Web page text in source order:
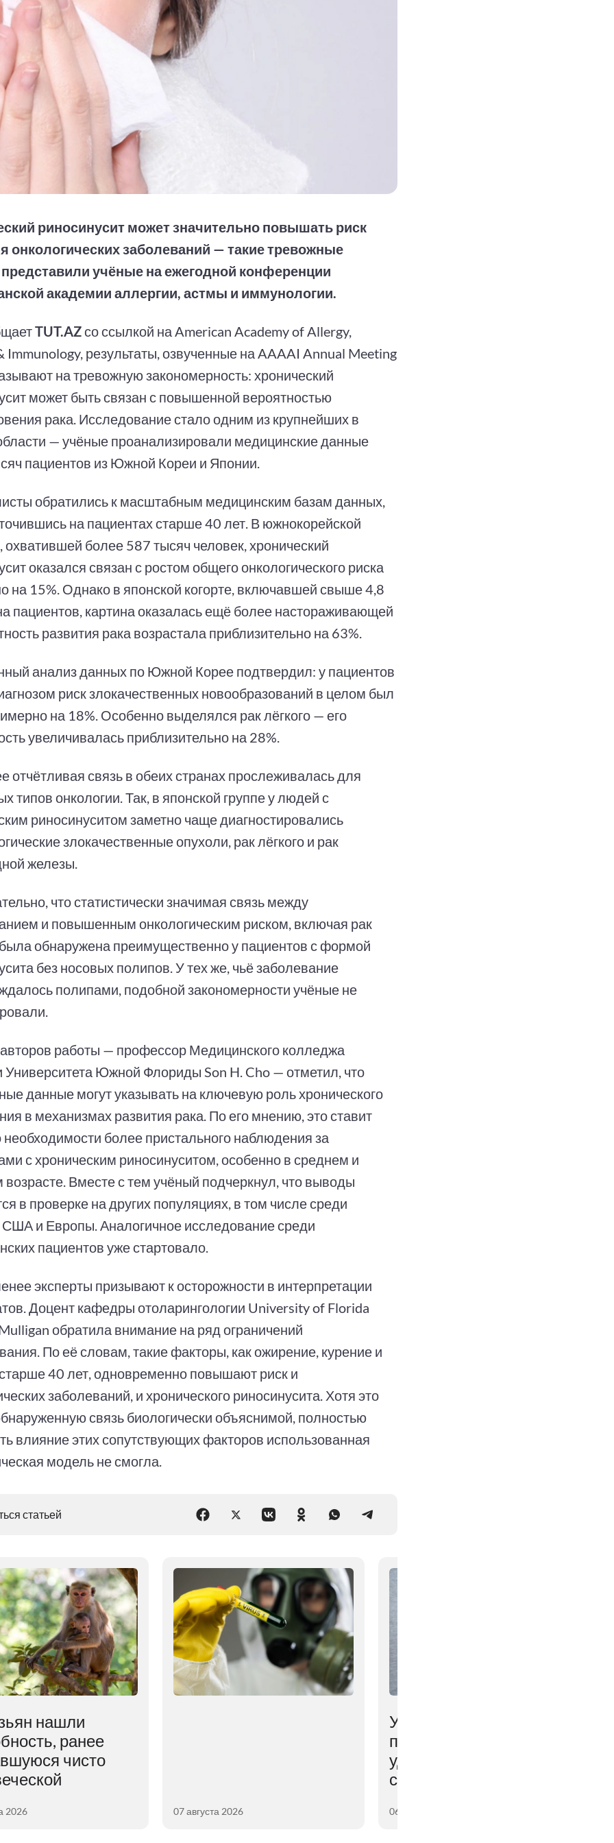
риносинусит может значительно повышать риск
онкологических заболеваний — такие тревожные
учёные на ежегодной конференции
академии аллергии, астмы и иммунологии.
TUT.AZсо ссылкой на American Academy of Allergy,
Immunology, результаты, озвученные на AAAAI Annual Meeting
на тревожную закономерность: хронический
может быть связан с повышенной вероятностью
рака. Исследование стало одним из крупнейших в
— учёные проанализировали медицинские данные
пациентов из Южной Кореи и Японии.
обратились к масштабным медицинским базам данных,
на пациентах старше 40 лет. В южнокорейской
охватившей более 587 тысяч человек, хронический
оказался связан с ростом общего онкологического риска
на 15%. Однако в японской когорте, включавшей свыше 4,8
пациентов, картина оказалась ещё более настораживающей
развития рака возрастала приблизительно на 63%.
анализ данных по Южной Корее подтвердил: у пациентов
риск злокачественных новообразований в целом был
на 18%. Особенно выделялся рак лёгкого — его
увеличивалась приблизительно на 28%.
отчётливая связь в обеих странах прослеживалась для
типов онкологии. Так, в японской группе у людей с
риносинуситом заметно чаще диагностировались
злокачественные опухоли, рак лёгкого и рак
железы.
что статистически значимая связь между
и повышенным онкологическим риском, включая рак
была обнаружена преимущественно у пациентов с формой
без носовых полипов. У тех же, чьё заболевание
полипами, подобной закономерности учёные не
работы — профессор Медицинского колледжа
Южной Флориды Son H. Cho — отметил, что
данные могут указывать на ключевую роль хронического
в механизмах развития рака. По его мнению, это ставит
необходимости более пристального наблюдения за
с хроническим риносинуситом, особенно в среднем и
Вместе с тем учёный подчеркнул, что выводы
в проверке на других популяциях, в том числе среди
и Европы. Аналогичное исследование среди
пациентов уже стартовало.
эксперты призывают к осторожности в интерпретации
Доцент кафедры отоларингологии University of Florida
обратила внимание на ряд ограничений
По её словам, такие факторы, как ожирение, курение и
40 лет, одновременно повышают риск и
заболеваний, и хронического риносинусита. Хотя это
связь биологически объяснимой, полностью
влияние этих сопутствующих факторов использованная
модель не смогла.
статьей
нашли
ранее
чисто
2026 07 августа 2026
Ученые выяснили,
почему мозг мешает
удерживать
сброшенный вес
06 августа 2026